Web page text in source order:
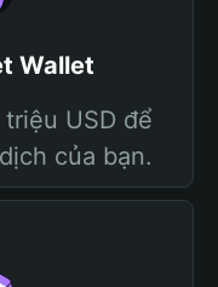
Wallet
USD để
của bạn.